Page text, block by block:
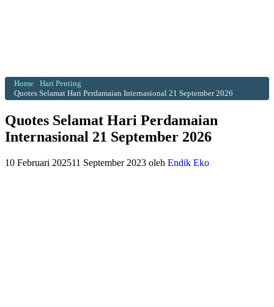
Home
Hari Penting
Quotes Selamat Hari Perdamaian Internasional 21 September 2026
Quotes Selamat Hari Perdamaian
Internasional 21 September 2026
10 Februari 202511 September 2023 oleh Endik Eko